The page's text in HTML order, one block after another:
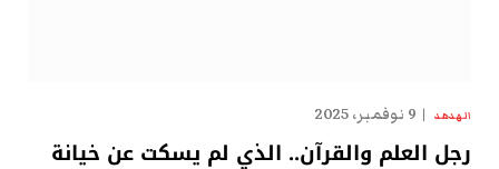
الهدهد 9 نوفمبر، 2025
رجل العلم والقرآن.. الذي لم يسكت عن خيانة